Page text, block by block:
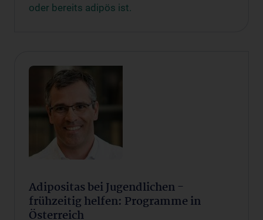
oder bereits adipös ist.
Adipositas bei Jugendlichen -
frühzeitig helfen: Programme in
Österreich